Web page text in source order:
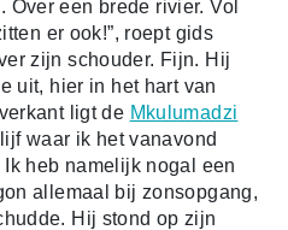
een brede rivier. Vol
er ook!”, roept gids
zijn schouder. Fijn. Hij
uit, hier in het hart van
ligt de Mkulumadzi
waar ik het vanavond
heb namelijk nogal een
allemaal bij zonsopgang,
Hij stond op zijn